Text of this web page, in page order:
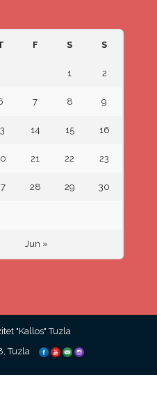
F S S
Jun »
1 2
7 8 9
14 15 16
21 22 23
28 29 30
"Kallos" Tuzla
Tuzla